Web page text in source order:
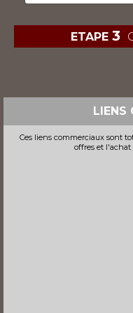
ETAPE 3
LIENS
Ces liens commerciaux sont
offres et